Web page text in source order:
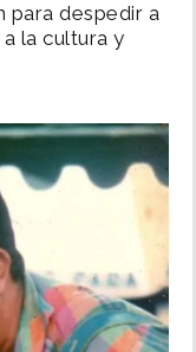
para despedir a
la cultura y